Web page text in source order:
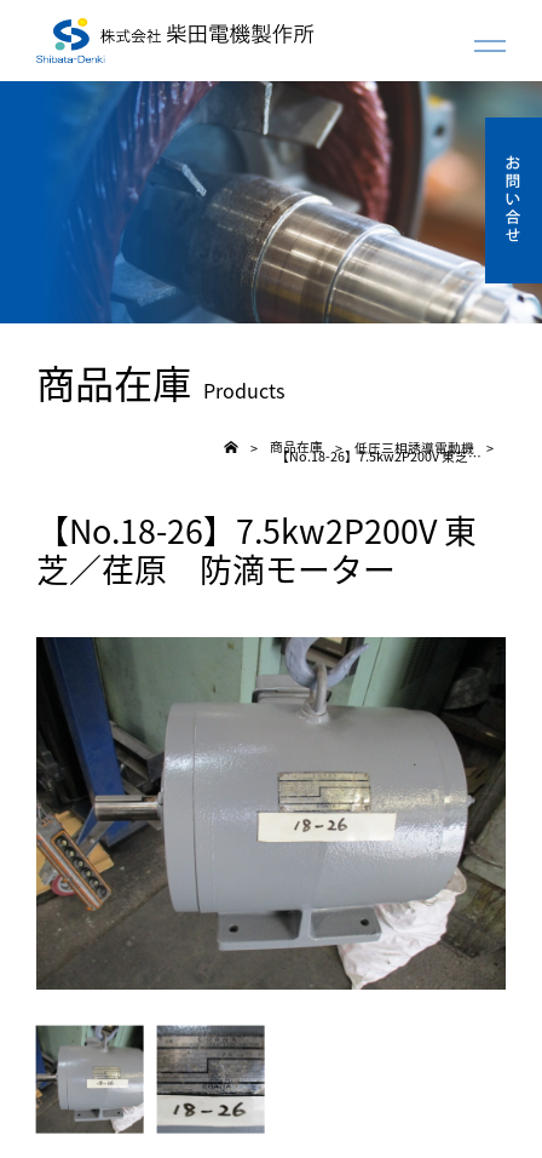
商品在庫 Products
> 商品在庫 > 低圧三相誘導電動機 >
【No.18-26】7.5kw2P200V 東芝／荏原 防滴モーター
【No.18-26】7.5kw2P200V 東
芝／荏原 防滴モーター